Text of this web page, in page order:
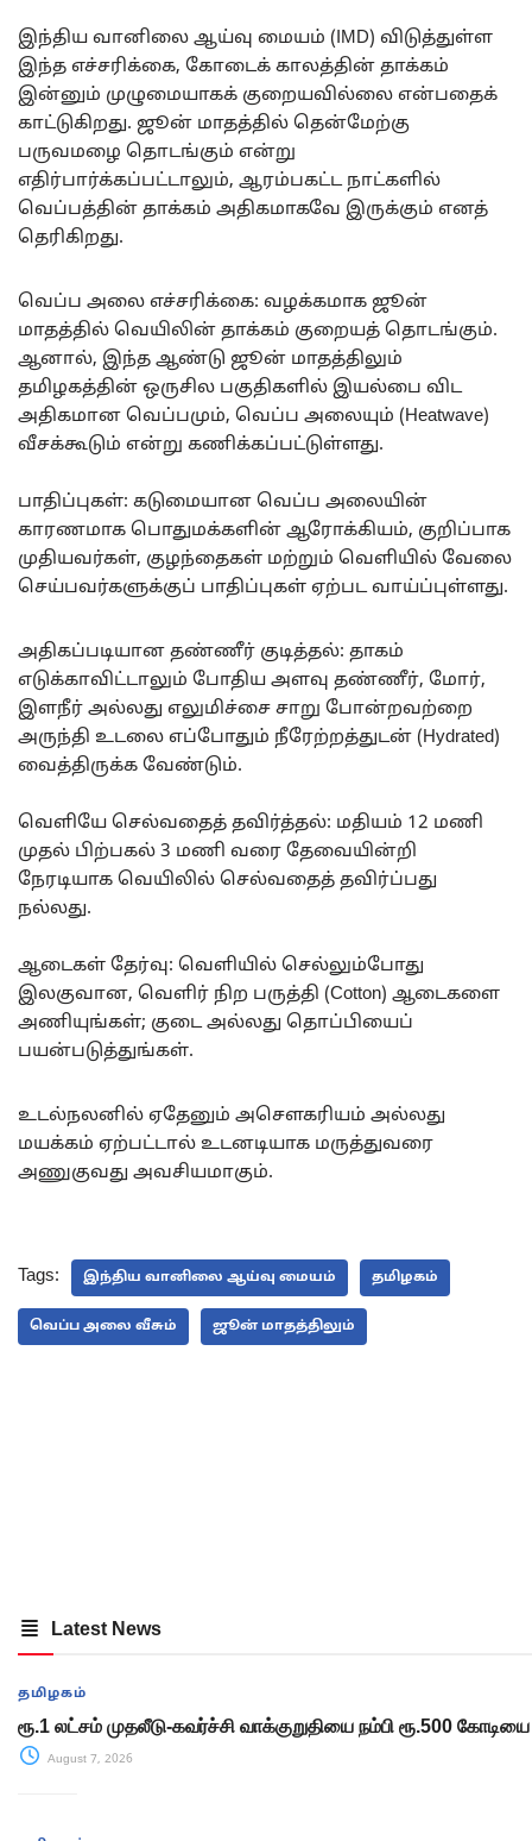
இந்திய வானிலை ஆய்வு மையம் (IMD) விடுத்துள்ள
இந்த எச்சரிக்கை, கோடைக் காலத்தின் தாக்கம்
இன்னும் முழுமையாகக் குறையவில்லை என்பதைக்
காட்டுகிறது. ஜூன் மாதத்தில் தென்மேற்கு
பருவமழை தொடங்கும் என்று
எதிர்பார்க்கப்பட்டாலும், ஆரம்பகட்ட நாட்களில்
வெப்பத்தின் தாக்கம் அதிகமாகவே இருக்கும் எனத்
தெரிகிறது.
வெப்ப அலை எச்சரிக்கை: வழக்கமாக ஜூன்
மாதத்தில் வெயிலின் தாக்கம் குறையத் தொடங்கும்.
ஆனால், இந்த ஆண்டு ஜூன் மாதத்திலும்
தமிழகத்தின் ஒருசில பகுதிகளில் இயல்பை விட
அதிகமான வெப்பமும், வெப்ப அலையும் (Heatwave)
வீசக்கூடும் என்று கணிக்கப்பட்டுள்ளது.
பாதிப்புகள்: கடுமையான வெப்ப அலையின்
காரணமாக பொதுமக்களின் ஆரோக்கியம், குறிப்பாக
முதியவர்கள், குழந்தைகள் மற்றும் வெளியில் வேலை
செய்பவர்களுக்குப் பாதிப்புகள் ஏற்பட வாய்ப்புள்ளது.
அதிகப்படியான தண்ணீர் குடித்தல்: தாகம்
எடுக்காவிட்டாலும் போதிய அளவு தண்ணீர், மோர்,
இளநீர் அல்லது எலுமிச்சை சாறு போன்றவற்றை
அருந்தி உடலை எப்போதும் நீரேற்றத்துடன் (Hydrated)
வைத்திருக்க வேண்டும்.
வெளியே செல்வதைத் தவிர்த்தல்: மதியம் 12 மணி
முதல் பிற்பகல் 3 மணி வரை தேவையின்றி
நேரடியாக வெயிலில் செல்வதைத் தவிர்ப்பது
நல்லது.
ஆடைகள் தேர்வு: வெளியில் செல்லும்போது
இலகுவான, வெளிர் நிற பருத்தி (Cotton) ஆடைகளை
அணியுங்கள்; குடை அல்லது தொப்பியைப்
பயன்படுத்துங்கள்.
உடல்நலனில் ஏதேனும் அசௌகரியம் அல்லது
மயக்கம் ஏற்பட்டால் உடனடியாக மருத்துவரை
அணுகுவது அவசியமாகும்.
Tags: இந்திய வானிலை ஆய்வு மையம் தமிழகம்
வெப்ப அலை வீசும் ஜூன் மாதத்திலும்
Latest News
தமிழகம்
ரூ.1 லட்சம் முதலீடு-கவர்ச்சி வாக்குறுதியை நம்பி ரூ.500
August 7, 2026